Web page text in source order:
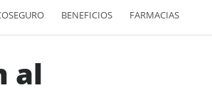
BENEFICIOS FARMACIAS
al